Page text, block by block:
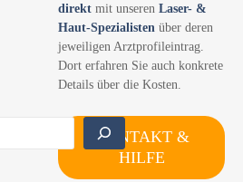
direkt mit unseren Laser- &
Haut-Spezialisten über deren
jeweiligen Arztprofileintrag.
Dort erfahren Sie auch konkrete
Details über die Kosten.
KONTAKT &
HILFE